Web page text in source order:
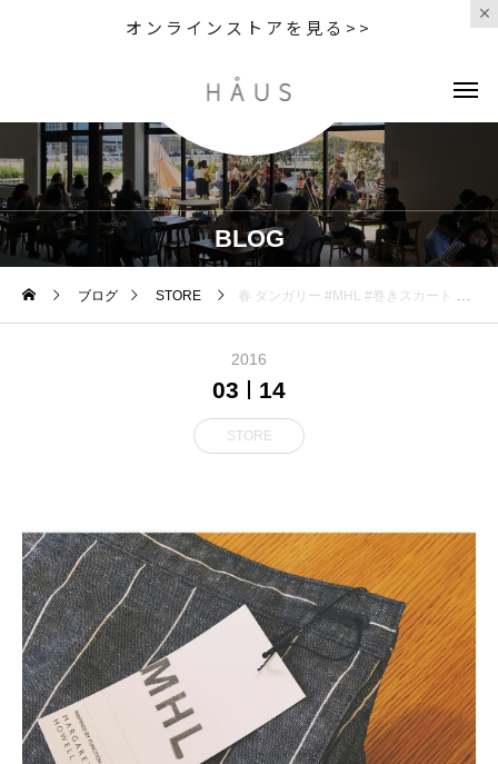
オンラインストアを見る>>
BLOG
ブログ STORE 春 ダンガリー #MHL #巻きスカート #skirt #denim #ダンガリー #dungaree #春 #hausmastue #島根 #松江
2016
03 14
STORE